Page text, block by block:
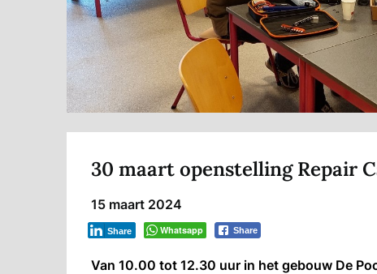
30 maart openstelling Repair
15 maart 2024
Whatsapp Share
Share
Van 10.00 tot 12.30 uur in het gebouw De